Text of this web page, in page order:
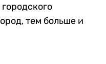
тем больше и